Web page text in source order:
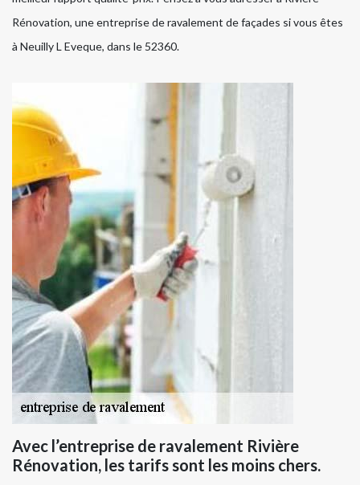
Rénovation, une entreprise de ravalement de façades si vous êtes
à Neuilly L Eveque, dans le 52360.
Avec l’entreprise de ravalement Rivière
Rénovation, les tarifs sont les moins chers.